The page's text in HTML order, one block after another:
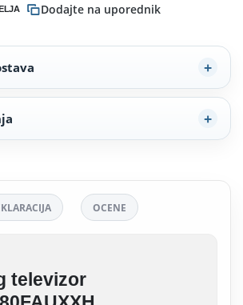
Dodajte na uporednik
OCENE
televizor